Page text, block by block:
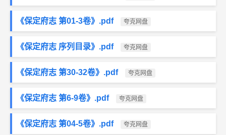
《保定府志 第01-3卷》.pdf 夸克网盘
《保定府志 序列目录》.pdf 夸克网盘
《保定府志 第30-32卷》.pdf 夸克网盘
《保定府志 第6-9卷》.pdf 夸克网盘
《保定府志 第04-5卷》.pdf 夸克网盘